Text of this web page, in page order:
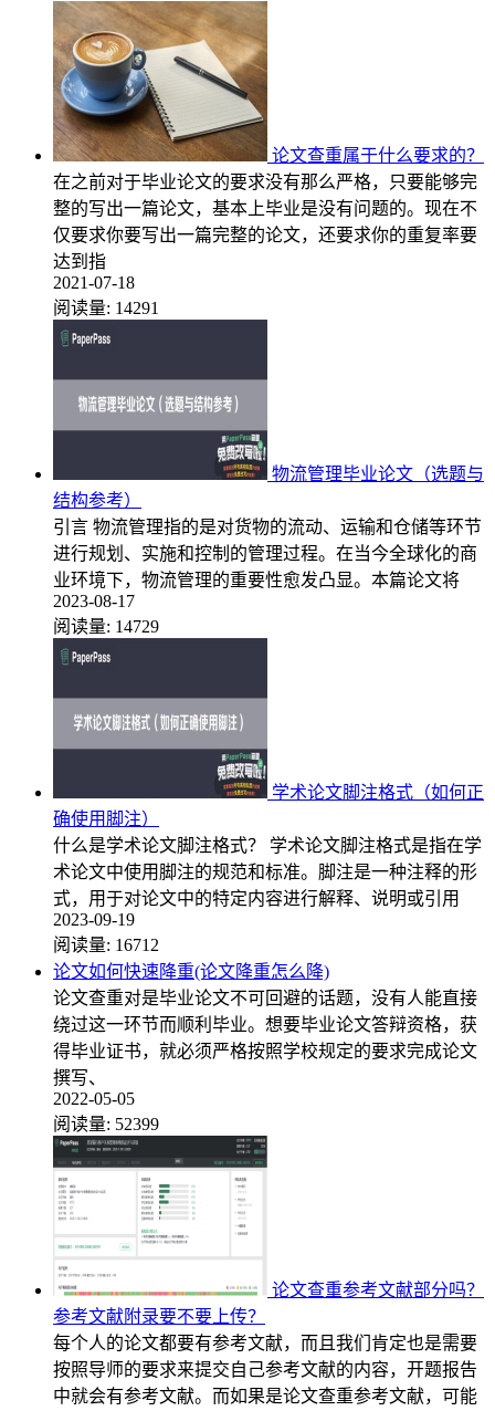
论文查重属于什么要求的？
在之前对于毕业论文的要求没有那么严格，只要能够完
整的写出一篇论文，基本上毕业是没有问题的。现在不
仅要求你要写出一篇完整的论文，还要求你的重复率要
达到指
2021-07-18
阅读量: 14291
物流管理毕业论文（选题与
结构参考）
引言 物流管理指的是对货物的流动、运输和仓储等环节
进行规划、实施和控制的管理过程。在当今全球化的商
业环境下，物流管理的重要性愈发凸显。本篇论文将
2023-08-17
阅读量: 14729
学术论文脚注格式（如何正
确使用脚注）
什么是学术论文脚注格式？ 学术论文脚注格式是指在学
术论文中使用脚注的规范和标准。脚注是一种注释的形
式，用于对论文中的特定内容进行解释、说明或引用
2023-09-19
阅读量: 16712
论文如何快速降重(论文降重怎么降)
论文查重对是毕业论文不可回避的话题，没有人能直接
绕过这一环节而顺利毕业。想要毕业论文答辩资格，获
得毕业证书，就必须严格按照学校规定的要求完成论文
撰写、
2022-05-05
阅读量: 52399
论文查重参考文献部分吗？
参考文献附录要不要上传？
每个人的论文都要有参考文献，而且我们肯定也是需要
按照导师的要求来提交自己参考文献的内容，开题报告
中就会有参考文献。而如果是论文查重参考文献，可能